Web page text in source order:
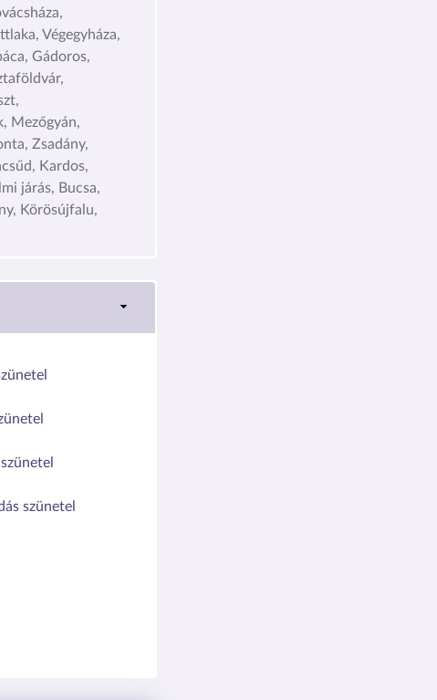
Végegyháza,
Gádoros,
Mezőgyán,
Zsadány,
Kardos,
járás, Bucsa,
Körösújfalu,
szünetel